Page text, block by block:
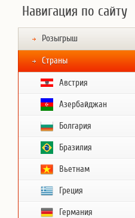
Навигация по сайту
Розыгрыш
Страны
Австрия
Азербайджан
Болгария
Бразилия
Вьетнам
Греция
Германия